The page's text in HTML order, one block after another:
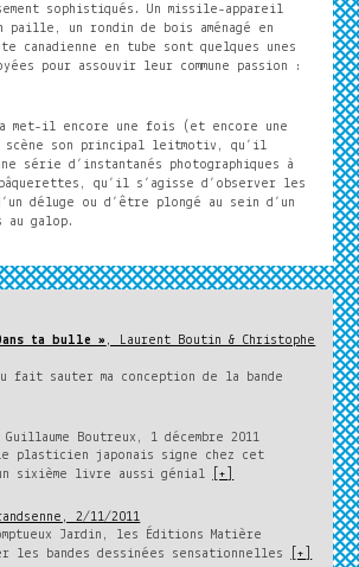
sophistiqués. Un missile-appareil
paille, un rondin de bois aménagé en
canadienne en tube sont quelques unes
pour assouvir leur commune passion :
met-il encore une fois (et encore une
scène son principal leitmotiv, qu’il
série d’instantanés photographiques à
qu’il s’agisse d’observer les
déluge ou d’être plongé au sein d’un
au galop.
ta bulle » , Laurent Boutin & Christophe
fait sauter ma conception de la bande
Guillaume Boutreux, 1 décembre 2011
plasticien japonais signe chez cet
sixième livre aussi génial
[+]
2/11/2011
Jardin, les Éditions Matière
les bandes dessinées sensationnelles
[+]